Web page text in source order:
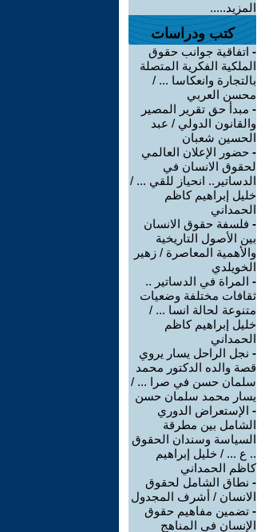
المزيد.....
كتب ودراسات
- اتفاقية جوانب حقوق
الملكية الفكرية المتصلة
بالتجارة وانعكاسا ... /
محسن العربي
- مبدأ حق تقرير المصير
والقانون الدولي / عبد
الحسين شعبان
- حضور الإعلان العالمي
لحقوق الانسان في
الدساتير.. انحياز للقي ... /
خليل إبراهيم كاظم
الحمداني
- فلسفة حقوق الانسان
بين الأصول التاريخية
والأهمية المعاصرة / زهير
الخويلدي
- المراة في الدساتير ..
ثقافات مختلفة وضعيات
متنوعة لحالة انسا ... /
خليل إبراهيم كاظم
الحمداني
- نجل الراحل يسار يروي
قصة والده الدكتور محمد
سلمان حسن في صرا ... /
يسار محمد سلمان حسن
- الإستعراض الدوري
الشامل بين مطرقة
السياسة وسندان الحقوق
.. ع ... / خليل إبراهيم
كاظم الحمداني
- نطاق الشامل لحقوق
الانسان / أشرف المجدول
- تضمين مفاهيم حقوق
الإنسان في المناهج